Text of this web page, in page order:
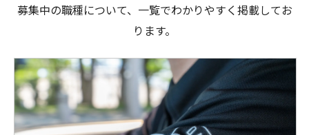
募集中の職種について、一覧でわかりやすく掲載してお
ります。